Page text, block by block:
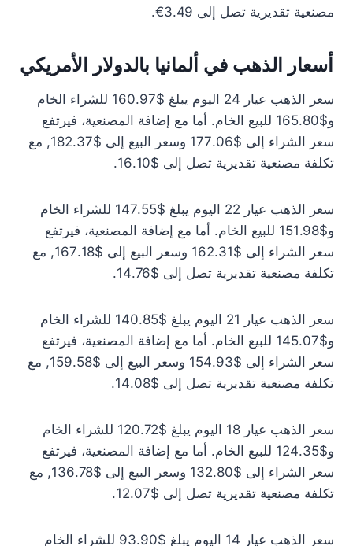
مصنعية تقديرية تصل إلى 3.49€.
أسعار الذهب في ألمانيا بالدولار الأمريكي
سعر الذهب عيار 24 اليوم يبلغ $160.97 للشراء الخام
و$165.80 للبيع الخام. أما مع إضافة المصنعية، فيرتفع
سعر الشراء إلى $177.06 وسعر البيع إلى $182.37, مع
تكلفة مصنعية تقديرية تصل إلى $16.10.
سعر الذهب عيار 22 اليوم يبلغ $147.55 للشراء الخام
و$151.98 للبيع الخام. أما مع إضافة المصنعية، فيرتفع
سعر الشراء إلى $162.31 وسعر البيع إلى $167.18, مع
تكلفة مصنعية تقديرية تصل إلى $14.76.
سعر الذهب عيار 21 اليوم يبلغ $140.85 للشراء الخام
و$145.07 للبيع الخام. أما مع إضافة المصنعية، فيرتفع
سعر الشراء إلى $154.93 وسعر البيع إلى $159.58, مع
تكلفة مصنعية تقديرية تصل إلى $14.08.
سعر الذهب عيار 18 اليوم يبلغ $120.72 للشراء الخام
و$124.35 للبيع الخام. أما مع إضافة المصنعية، فيرتفع
سعر الشراء إلى $132.80 وسعر البيع إلى $136.78, مع
تكلفة مصنعية تقديرية تصل إلى $12.07.
سعر الذهب عيار 14 اليوم يبلغ $93.90 للشراء الخام